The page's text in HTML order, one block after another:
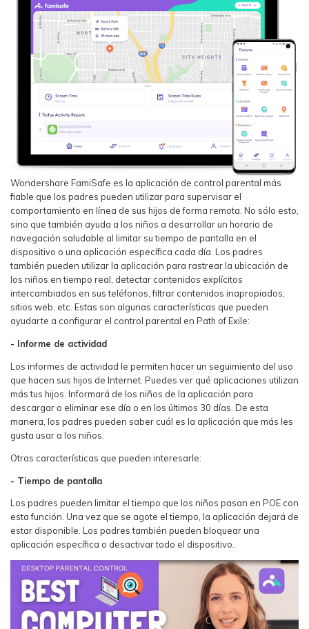
Wondershare FamiSafe es la aplicación de control parental más
fiable que los padres pueden utilizar para supervisar el
comportamiento en línea de sus hijos de forma remota. No sólo esto,
sino que también ayuda a los niños a desarrollar un horario de
navegación saludable al limitar su tiempo de pantalla en el
dispositivo o una aplicación específica cada día. Los padres
también pueden utilizar la aplicación para rastrear la ubicación de
los niños en tiempo real, detectar contenidos explícitos
intercambiados en sus teléfonos, filtrar contenidos inapropiados,
sitios web, etc. Estas son algunas características que pueden
ayudarte a configurar el control parental en Path of Exile:
- Informe de actividad
Los informes de actividad le permiten hacer un seguimiento del uso
que hacen sus hijos de Internet. Puedes ver qué aplicaciones utilizan
más tus hijos. Informará de los niños de la aplicación para
descargar o eliminar ese día o en los últimos 30 días. De esta
manera, los padres pueden saber cuál es la aplicación que más les
gusta usar a los niños.
Otras características que pueden interesarle:
- Tiempo de pantalla
Los padres pueden limitar el tiempo que los niños pasan en POE con
esta función. Una vez que se agote el tiempo, la aplicación dejará de
estar disponible. Los padres también pueden bloquear una
aplicación específica o desactivar todo el dispositivo.